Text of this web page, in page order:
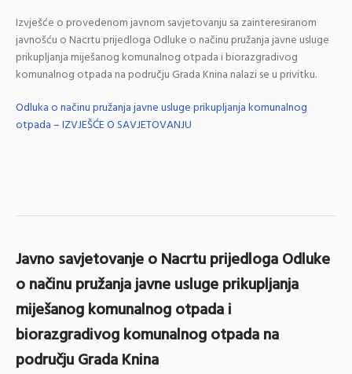
Izvješće o provedenom javnom savjetovanju sa zainteresiranom
javnošću o Nacrtu prijedloga Odluke o načinu pružanja javne usluge
prikupljanja miješanog komunalnog otpada i biorazgradivog
komunalnog otpada na području Grada Knina nalazi se u privitku.
Odluka o načinu pružanja javne usluge prikupljanja komunalnog
otpada – IZVJEŠĆE O SAVJETOVANJU
Javno savjetovanje o Nacrtu prijedloga Odluke
o načinu pružanja javne usluge prikupljanja
miješanog komunalnog otpada i
biorazgradivog komunalnog otpada na
području Grada Knina